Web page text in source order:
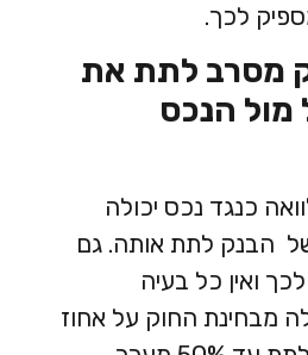
לכך.
מסרב לתת את
מול הנכס
כנגד נכס יכולה
הבנק לתת אותה. גם
ואין כל בעיה
מבחינת החוק על אחוז